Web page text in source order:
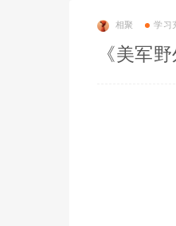
相聚 学习
《美军